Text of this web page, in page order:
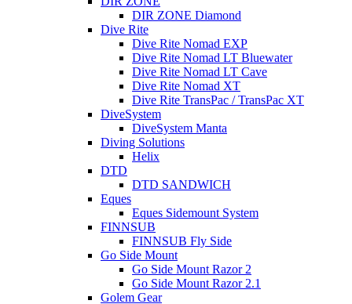
DIR ZONE Diamond
Dive Rite
Dive Rite Nomad EXP
Dive Rite Nomad LT Bluewater
Dive Rite Nomad LT Cave
Dive Rite Nomad XT
Dive Rite TransPac / TransPac XT
DiveSystem
DiveSystem Manta
Diving Solutions
Helix
DTD
DTD SANDWICH
Eques
Eques Sidemount System
FINNSUB
FINNSUB Fly Side
Go Side Mount
Go Side Mount Razor 2
Go Side Mount Razor 2.1
Golem Gear